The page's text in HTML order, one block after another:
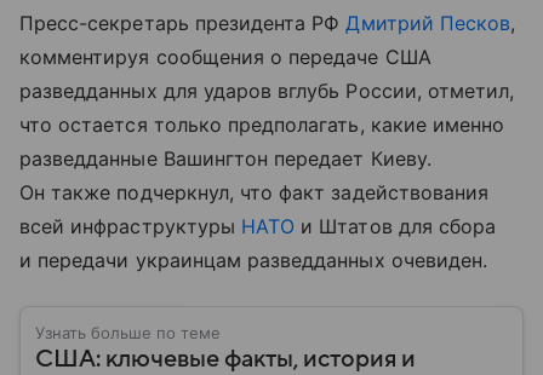
Пресс-секретарь президента РФ Дмитрий Песков,
комментируя сообщения о передаче США
разведданных для ударов вглубь России, отметил,
что остается только предполагать, какие именно
разведданные Вашингтон передает Киеву.
Он также подчеркнул, что факт задействования
всей инфраструктуры НАТО и Штатов для сбора
и передачи украинцам разведданных очевиден.
Узнать больше по теме
США: ключевые факты, история и